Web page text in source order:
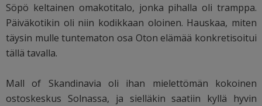
Söpö keltainen omakotitalo, jonka pihalla oli tramppa.
Päiväkotikin oli niin kodikkaan oloinen. Hauskaa, miten
täysin mulle tuntematon osa Oton elämää konkretisoitui
tällä tavalla.
Mall of Skandinavia oli ihan mielettömän kokoinen
ostoskeskus Solnassa, ja sielläkin saatiin kyllä hyvin